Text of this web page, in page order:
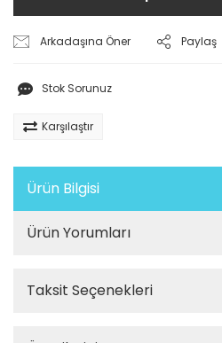
Arkadaşına Öner Paylaş
Stok Sorunuz
Karşılaştır
Ürün Bilgisi
Ürün Yorumları
Taksit Seçenekleri